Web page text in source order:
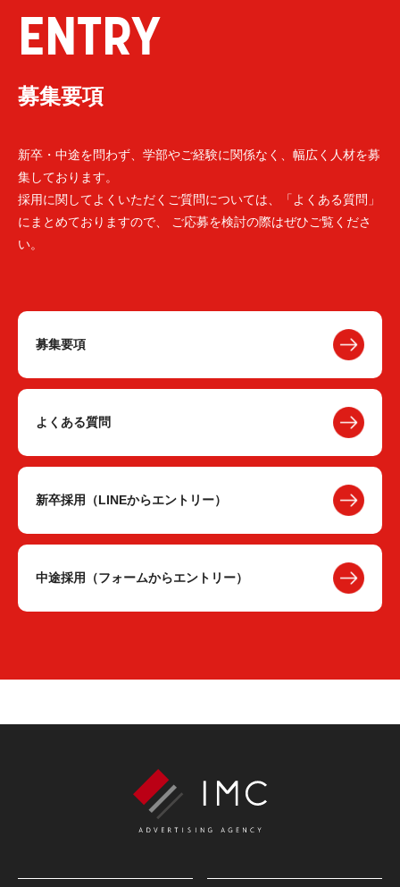
ENTRY
募集要項
新卒・中途を問わず、学部やご経験に関係なく、幅広く人材を募
集しております。
採用に関してよくいただくご質問については、「よくある質問」
にまとめておりますので、 ご応募を検討の際はぜひご覧くださ
い。
募集要項
よくある質問
新卒採用（LINEからエントリー）
中途採用（フォームからエントリー）